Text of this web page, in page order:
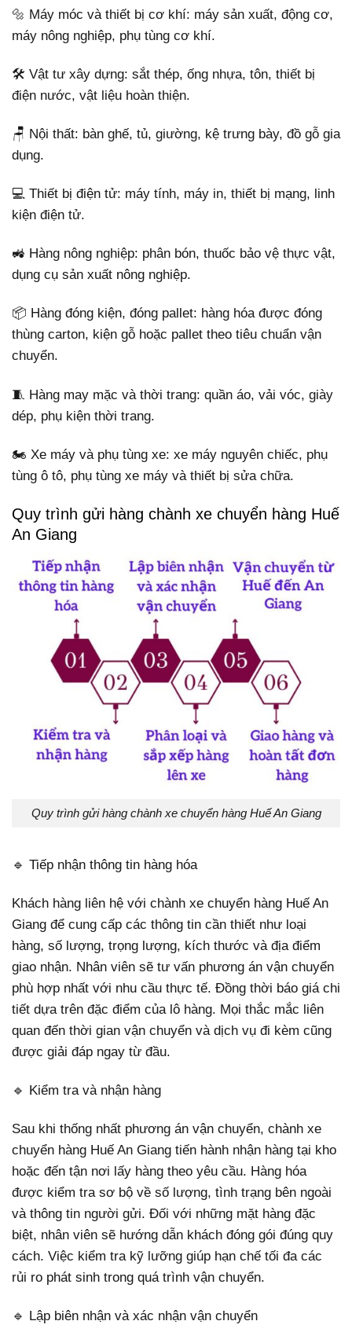
🔩 Máy móc và thiết bị cơ khí: máy sản xuất, động cơ,
máy nông nghiệp, phụ tùng cơ khí.
🛠️ Vật tư xây dựng: sắt thép, ống nhựa, tôn, thiết bị
điện nước, vật liệu hoàn thiện.
🪑 Nội thất: bàn ghế, tủ, giường, kệ trưng bày, đồ gỗ gia
dụng.
💻 Thiết bị điện tử: máy tính, máy in, thiết bị mạng, linh
kiện điện tử.
🚜 Hàng nông nghiệp: phân bón, thuốc bảo vệ thực vật,
dụng cụ sản xuất nông nghiệp.
📦 Hàng đóng kiện, đóng pallet: hàng hóa được đóng
thùng carton, kiện gỗ hoặc pallet theo tiêu chuẩn vận
chuyển.
🧵 Hàng may mặc và thời trang: quần áo, vải vóc, giày
dép, phụ kiện thời trang.
🏍️ Xe máy và phụ tùng xe: xe máy nguyên chiếc, phụ
tùng ô tô, phụ tùng xe máy và thiết bị sửa chữa.
Quy trình gửi hàng chành xe chuyển hàng Huế
An Giang
Quy trình gửi hàng chành xe chuyển hàng Huế An Giang
🔹 Tiếp nhận thông tin hàng hóa
Khách hàng liên hệ với chành xe chuyển hàng Huế An
Giang để cung cấp các thông tin cần thiết như loại
hàng, số lượng, trọng lượng, kích thước và địa điểm
giao nhận. Nhân viên sẽ tư vấn phương án vận chuyển
phù hợp nhất với nhu cầu thực tế. Đồng thời báo giá chi
tiết dựa trên đặc điểm của lô hàng. Mọi thắc mắc liên
quan đến thời gian vận chuyển và dịch vụ đi kèm cũng
được giải đáp ngay từ đầu.
🔹 Kiểm tra và nhận hàng
Sau khi thống nhất phương án vận chuyển, chành xe
chuyển hàng Huế An Giang tiến hành nhận hàng tại kho
hoặc đến tận nơi lấy hàng theo yêu cầu. Hàng hóa
được kiểm tra sơ bộ về số lượng, tình trạng bên ngoài
và thông tin người gửi. Đối với những mặt hàng đặc
biệt, nhân viên sẽ hướng dẫn khách đóng gói đúng quy
cách. Việc kiểm tra kỹ lưỡng giúp hạn chế tối đa các
rủi ro phát sinh trong quá trình vận chuyển.
🔹 Lập biên nhận và xác nhận vận chuyển